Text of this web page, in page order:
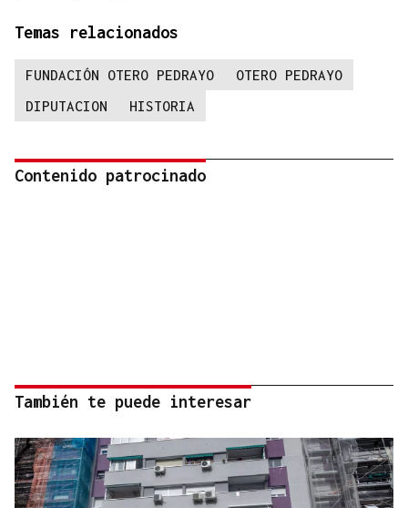
Temas relacionados
FUNDACIÓN OTERO PEDRAYO
OTERO PEDRAYO
DIPUTACION
HISTORIA
Contenido patrocinado
También te puede interesar